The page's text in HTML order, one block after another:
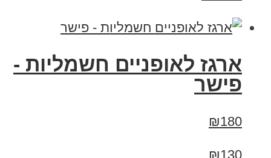
ארגז לאופניים חשמליות -
פישר
₪180
₪130